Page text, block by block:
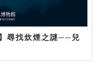
尋找炊煙之謎──兒